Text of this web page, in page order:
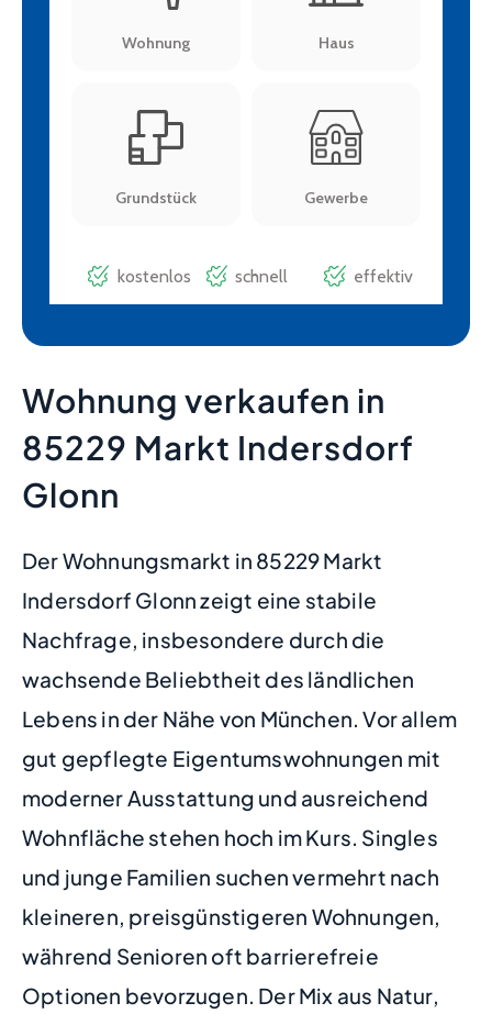
Wohnung verkaufen in
85229 Markt Indersdorf
Glonn
Der Wohnungsmarkt in 85229 Markt
Indersdorf Glonn zeigt eine stabile
Nachfrage, insbesondere durch die
wachsende Beliebtheit des ländlichen
Lebens in der Nähe von München. Vor allem
gut gepflegte Eigentumswohnungen mit
moderner Ausstattung und ausreichend
Wohnfläche stehen hoch im Kurs. Singles
und junge Familien suchen vermehrt nach
kleineren, preisgünstigeren Wohnungen,
während Senioren oft barrierefreie
Optionen bevorzugen. Der Mix aus Natur,